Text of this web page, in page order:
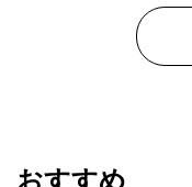
おすすめ